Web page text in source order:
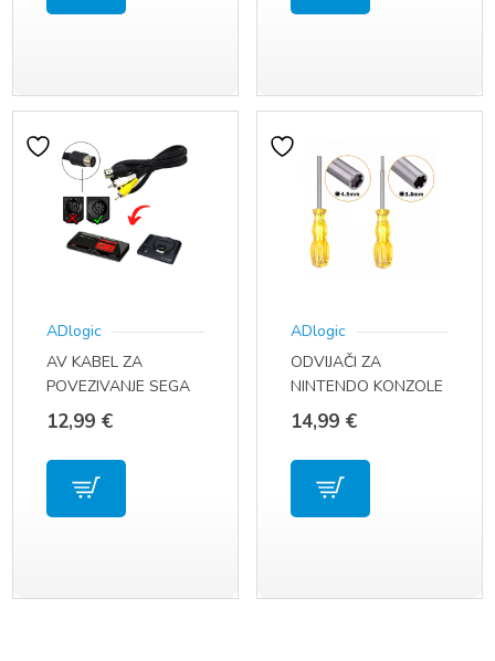
ADlogic
AV KABEL ZA
POVEZIVANJE SEGA
MEGA DRIVE 1 /
GENESIS 1 NA TV /
MONITOR
12,99 €
ADlogic
ODVIJAČI ZA
NINTENDO KONZOLE
I DISKETE
14,99 €